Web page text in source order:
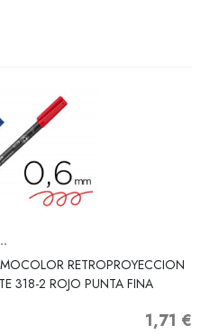
RETROPROYECCION
318-2 ROJO PUNTA FINA
Precio
1,71 €